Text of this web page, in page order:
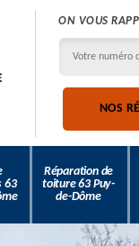
ON VOUS
NOS
63
Réparation de
toiture 63 Puy-
de-Dôme